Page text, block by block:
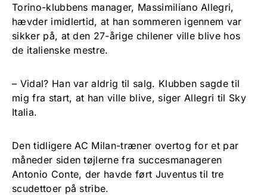
Torino-klubbens manager, Massimiliano Allegri,
hævder imidlertid, at han sommeren igennem var
sikker på, at den 27-årige chilener ville blive hos
de italienske mestre.
– Vidal? Han var aldrig til salg. Klubben sagde til
mig fra start, at han ville blive, siger Allegri til Sky
Italia.
Den tidligere AC Milan-træner overtog for et par
måneder siden tøjlerne fra succesmanageren
Antonio Conte, der havde ført Juventus til tre
scudettoer på stribe.